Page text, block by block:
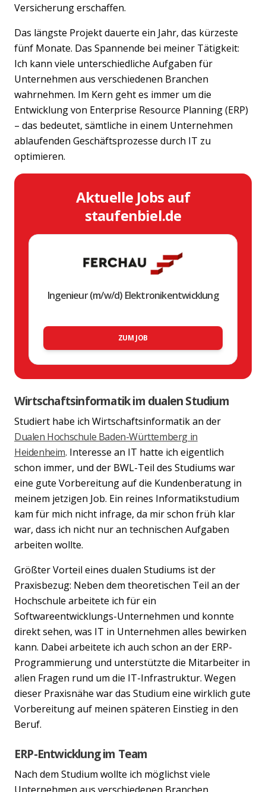
Previous Next
Versicherung erschaffen.
Das längste Projekt dauerte ein Jahr, das kürzeste
fünf Monate. Das Spannende bei meiner Tätigkeit:
Ich kann viele unterschiedliche Aufgaben für
Unternehmen aus verschiedenen Branchen
wahrnehmen. Im Kern geht es immer um die
Entwicklung von Enterprise Resource Planning (ERP)
– das bedeutet, sämtliche in einem Unternehmen
ablaufenden Geschäftsprozesse durch IT zu
optimieren.
Aktuelle Jobs auf
staufenbiel.de
Ingenieur (m/w/d) Elektronikentwicklung
ZUM JOB
Wirtschaftsinformatik im dualen Studium
Studiert habe ich Wirtschaftsinformatik an der
Dualen Hochschule Baden-Württemberg in
Heidenheim. Interesse an IT hatte ich eigentlich
schon immer, und der BWL-Teil des Studiums war
eine gute Vorbereitung auf die Kundenberatung in
meinem jetzigen Job. Ein reines Informatikstudium
kam für mich nicht infrage, da mir schon früh klar
war, dass ich nicht nur an technischen Aufgaben
arbeiten wollte.
Größter Vorteil eines dualen Studiums ist der
Praxisbezug: Neben dem theoretischen Teil an der
Hochschule arbeitete ich für ein
Softwareentwicklungs-Unternehmen und konnte
direkt sehen, was IT in Unternehmen alles bewirken
kann. Dabei arbeitete ich auch schon an der ERP-
Programmierung und unterstützte die Mitarbeiter in
allen Fragen rund um die IT-Infrastruktur. Wegen
dieser Praxisnähe war das Studium eine wirklich gute
Vorbereitung auf meinen späteren Einstieg in den
Beruf.
ERP-Entwicklung im Team
Nach dem Studium wollte ich möglichst viele